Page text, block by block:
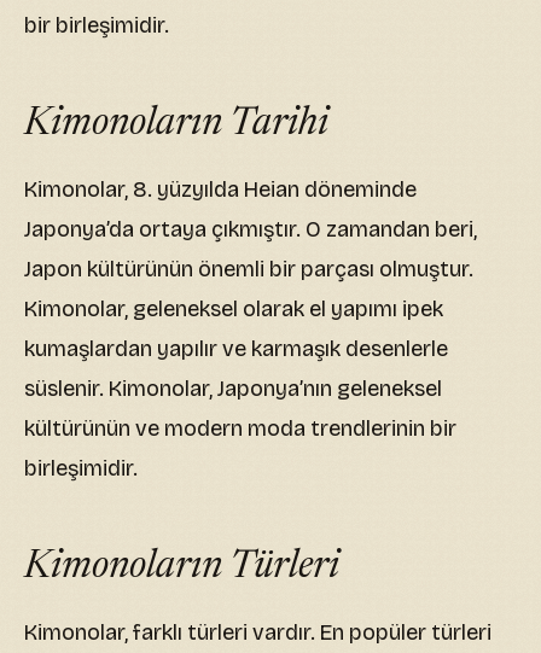
bir birleşimidir.
Kimonoların Tarihi
Kimonolar, 8. yüzyılda Heian döneminde
Japonya’da ortaya çıkmıştır. O zamandan beri,
Japon kültürünün önemli bir parçası olmuştur.
Kimonolar, geleneksel olarak el yapımı ipek
kumaşlardan yapılır ve karmaşık desenlerle
süslenir. Kimonolar, Japonya’nın geleneksel
kültürünün ve modern moda trendlerinin bir
birleşimidir.
Kimonoların Türleri
Kimonolar, farklı türleri vardır. En popüler türleri